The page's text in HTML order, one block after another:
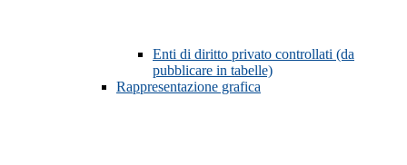
Enti di diritto privato controllati (da
pubblicare in tabelle)
Rappresentazione grafica